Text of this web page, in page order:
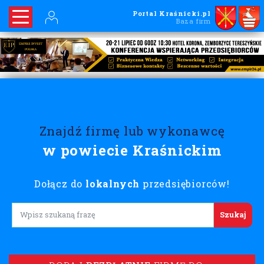
Portal Kraśnicki.pl
Baza firm
Znajdź firmę lub wykonawcę
w powiecie Kraśnickim
Dołącz do lokalnych przedsiębiorców!
Lorem ipsum